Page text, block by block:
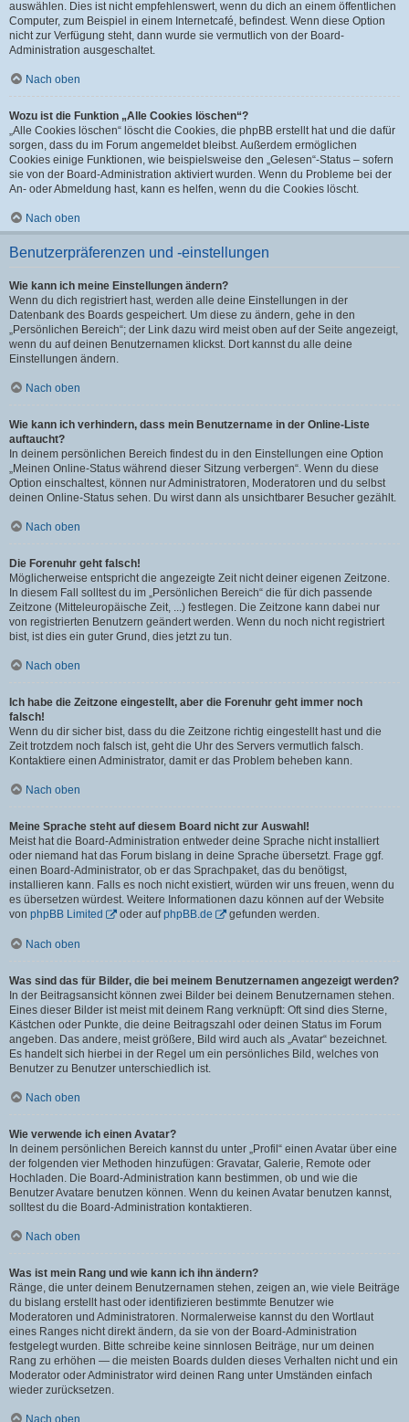
auswählen. Dies ist nicht empfehlenswert, wenn du dich an einem öffentlichen
Computer, zum Beispiel in einem Internetcafé, befindest. Wenn diese Option
nicht zur Verfügung steht, dann wurde sie vermutlich von der Board-
Administration ausgeschaltet.
Nach oben
Wozu ist die Funktion „Alle Cookies löschen“?
„Alle Cookies löschen“ löscht die Cookies, die phpBB erstellt hat und die dafür
sorgen, dass du im Forum angemeldet bleibst. Außerdem ermöglichen
Cookies einige Funktionen, wie beispielsweise den „Gelesen“-Status – sofern
sie von der Board-Administration aktiviert wurden. Wenn du Probleme bei der
An- oder Abmeldung hast, kann es helfen, wenn du die Cookies löscht.
Nach oben
Benutzerpräferenzen und -einstellungen
Wie kann ich meine Einstellungen ändern?
Wenn du dich registriert hast, werden alle deine Einstellungen in der
Datenbank des Boards gespeichert. Um diese zu ändern, gehe in den
„Persönlichen Bereich“; der Link dazu wird meist oben auf der Seite angezeigt,
wenn du auf deinen Benutzernamen klickst. Dort kannst du alle deine
Einstellungen ändern.
Nach oben
Wie kann ich verhindern, dass mein Benutzername in der Online-Liste
auftaucht?
In deinem persönlichen Bereich findest du in den Einstellungen eine Option
„Meinen Online-Status während dieser Sitzung verbergen“. Wenn du diese
Option einschaltest, können nur Administratoren, Moderatoren und du selbst
deinen Online-Status sehen. Du wirst dann als unsichtbarer Besucher gezählt.
Nach oben
Die Forenuhr geht falsch!
Möglicherweise entspricht die angezeigte Zeit nicht deiner eigenen Zeitzone.
In diesem Fall solltest du im „Persönlichen Bereich“ die für dich passende
Zeitzone (Mitteleuropäische Zeit, ...) festlegen. Die Zeitzone kann dabei nur
von registrierten Benutzern geändert werden. Wenn du noch nicht registriert
bist, ist dies ein guter Grund, dies jetzt zu tun.
Nach oben
Ich habe die Zeitzone eingestellt, aber die Forenuhr geht immer noch
falsch!
Wenn du dir sicher bist, dass du die Zeitzone richtig eingestellt hast und die
Zeit trotzdem noch falsch ist, geht die Uhr des Servers vermutlich falsch.
Kontaktiere einen Administrator, damit er das Problem beheben kann.
Nach oben
Meine Sprache steht auf diesem Board nicht zur Auswahl!
Meist hat die Board-Administration entweder deine Sprache nicht installiert
oder niemand hat das Forum bislang in deine Sprache übersetzt. Frage ggf.
einen Board-Administrator, ob er das Sprachpaket, das du benötigst,
installieren kann. Falls es noch nicht existiert, würden wir uns freuen, wenn du
es übersetzen würdest. Weitere Informationen dazu können auf der Website
von phpBB Limited oder aufphpBB.de gefunden werden.
Nach oben
Was sind das für Bilder, die bei meinem Benutzernamen angezeigt werden?
In der Beitragsansicht können zwei Bilder bei deinem Benutzernamen stehen.
Eines dieser Bilder ist meist mit deinem Rang verknüpft: Oft sind dies Sterne,
Kästchen oder Punkte, die deine Beitragszahl oder deinen Status im Forum
angeben. Das andere, meist größere, Bild wird auch als „Avatar“ bezeichnet.
Es handelt sich hierbei in der Regel um ein persönliches Bild, welches von
Benutzer zu Benutzer unterschiedlich ist.
Nach oben
Wie verwende ich einen Avatar?
In deinem persönlichen Bereich kannst du unter „Profil“ einen Avatar über eine
der folgenden vier Methoden hinzufügen: Gravatar, Galerie, Remote oder
Hochladen. Die Board-Administration kann bestimmen, ob und wie die
Benutzer Avatare benutzen können. Wenn du keinen Avatar benutzen kannst,
solltest du die Board-Administration kontaktieren.
Nach oben
Was ist mein Rang und wie kann ich ihn ändern?
Ränge, die unter deinem Benutzernamen stehen, zeigen an, wie viele Beiträge
du bislang erstellt hast oder identifizieren bestimmte Benutzer wie
Moderatoren und Administratoren. Normalerweise kannst du den Wortlaut
eines Ranges nicht direkt ändern, da sie von der Board-Administration
festgelegt wurden. Bitte schreibe keine sinnlosen Beiträge, nur um deinen
Rang zu erhöhen — die meisten Boards dulden dieses Verhalten nicht und ein
Moderator oder Administrator wird deinen Rang unter Umständen einfach
wieder zurücksetzen.
Nach oben